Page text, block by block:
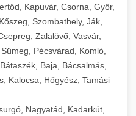
módszerek
és Meta hirdetési
hirdetési
tanulással és
AI hirdetési automatizálás
+
dagasztógépek és
és kereskedelmi
konstrukció
+
gépek professzionális
Kapuvár, Csorna, Győr,
Szombathely, Ják,
Zalalövő, Vasvár,
Pécsvárad, Komló,
Baja, Bácsalmás,
Kalocsa, Hőgyész, Tamási
Nagyatád, Kadarkút,